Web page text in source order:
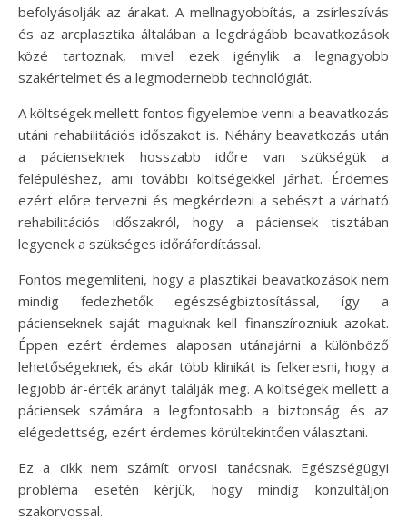
befolyásolják az árakat. A mellnagyobbítás, a zsírleszívás
és az arcplasztika általában a legdrágább beavatkozások
közé tartoznak, mivel ezek igénylik a legnagyobb
szakértelmet és a legmodernebb technológiát.
A költségek mellett fontos figyelembe venni a beavatkozás
utáni rehabilitációs időszakot is. Néhány beavatkozás után
a pácienseknek hosszabb időre van szükségük a
felépüléshez, ami további költségekkel járhat. Érdemes
ezért előre tervezni és megkérdezni a sebészt a várható
rehabilitációs időszakról, hogy a páciensek tisztában
legyenek a szükséges időráfordítással.
Fontos megemlíteni, hogy a plasztikai beavatkozások nem
mindig fedezhetők egészségbiztosítással, így a
pácienseknek saját maguknak kell finanszírozniuk azokat.
Éppen ezért érdemes alaposan utánajárni a különböző
lehetőségeknek, és akár több klinikát is felkeresni, hogy a
legjobb ár-érték arányt találják meg. A költségek mellett a
páciensek számára a legfontosabb a biztonság és az
elégedettség, ezért érdemes körültekintően választani.
Ez a cikk nem számít orvosi tanácsnak. Egészségügyi
probléma esetén kérjük, hogy mindig konzultáljon
szakorvossal.